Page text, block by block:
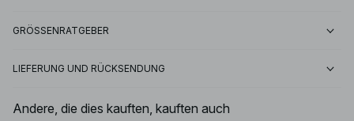
GRÖSSENRATGEBER
LIEFERUNG UND RÜCKSENDUNG
Andere, die dies kauften, kauften auch